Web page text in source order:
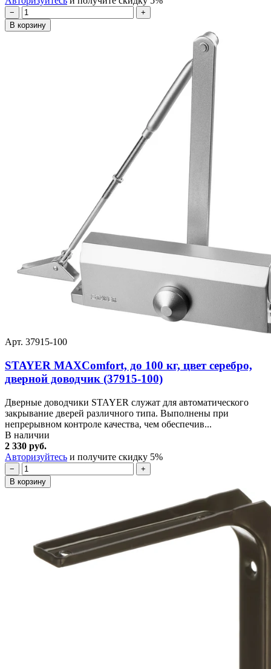
−
+
В корзину
Арт. 37915-100
STAYER MAXComfort, до 100 кг, цвет серебро,
дверной доводчик (37915-100)
Дверные доводчики STAYER служат для автоматического
закрывание дверей различного типа. Выполнены при
непрерывном контроле качества, чем обеспечив...
В наличии
2 330 руб.
Авторизуйтесь и получите скидку 5%
−
+
В корзину